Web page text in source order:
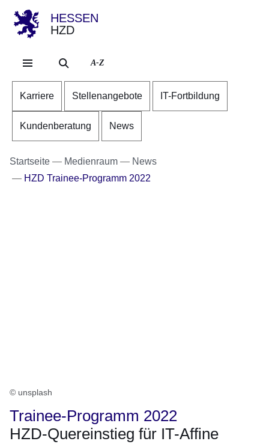
HESSEN
HZD
A-Z
Karriere Stellenangebote IT-Fortbildung
Kundenberatung News
Startseite Medienraum
News
HZD Trainee-Programm 2022
© unsplash
Trainee-Programm 2022
HZD-Quereinstieg für IT-Affine